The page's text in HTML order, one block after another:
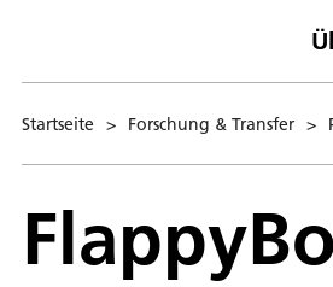
Startseite > Forschung & Transfer >